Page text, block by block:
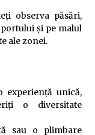
observa păsări,
și pe malul
ale zonei.
experiență unică,
o diversitate
sau o plimbare